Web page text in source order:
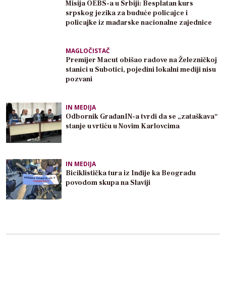
Misija OEBS-a u Srbiji: Besplatan kurs
srpskog jezika za buduće policajce i
policajke iz mađarske nacionalne zajednice
MAGLOČISTAČ
Premijer Macut obišao radove na Železničkoj
stanici u Subotici, pojedini lokalni mediji nisu
pozvani
IN MEDIJA
Odbornik GrađanIN-a tvrdi da se „zataškava“
stanje u vrtiću u Novim Karlovcima
IN MEDIJA
Biciklistička tura iz Inđije ka Beogradu
povodom skupa na Slaviji